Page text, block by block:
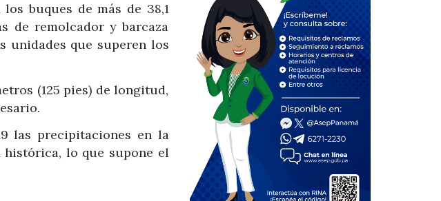
buques de más de 38,1
de remolcador y barcaza
unidades que superen los
(125 pies) de longitud,
las precipitaciones en la
histórica, lo que supone el